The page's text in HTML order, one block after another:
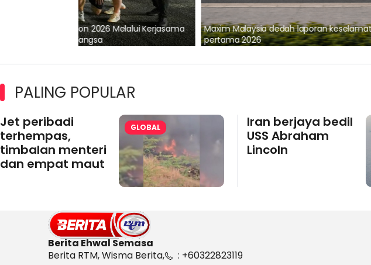
Maxim Malaysia dedah laporan keselamatan, pematuhan lesen separuh
pertama 2026
PALING POPULAR
Jet peribadi
terhempas,
timbalan menteri
dan empat maut
GLOBAL
Iran berjaya bedil
USS Abraham
Lincoln
Berita Ehwal Semasa
Berita RTM, Wisma Berita,
: +60322823119